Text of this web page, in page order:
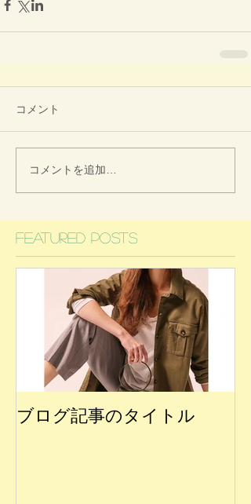
コメント
コメントを追加…
Featured Posts
ブログ記事のタイトル